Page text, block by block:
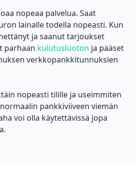
nopeaa palvelua. Saat
lainalletodella nopeasti. Kun
ja saanut tarjoukset
parhaan kulutusluoton ja pääset
verkkopankkitunnuksien
nopeasti tilille ja useimmiten
pankkiviiveen viemän
voi olla käytettävissä jopa